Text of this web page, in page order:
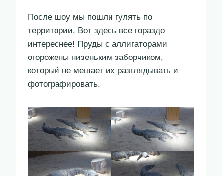
После шоу мы пошли гулять по
территории. Вот здесь все гораздо
интереснее! Пруды с аллигаторами
огорожены низеньким заборчиком,
который не мешает их разглядывать и
фотографировать.